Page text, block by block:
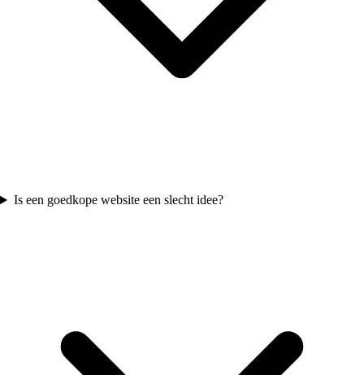
Is een goedkope website een slecht idee?